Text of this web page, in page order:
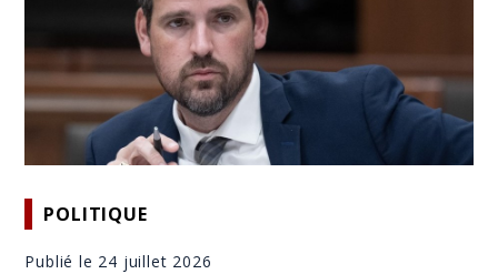
POLITIQUE
Publié le 24 juillet 2026